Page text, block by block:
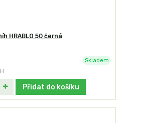
HRABLO 50 černá
Skladem
Přidat do košíku